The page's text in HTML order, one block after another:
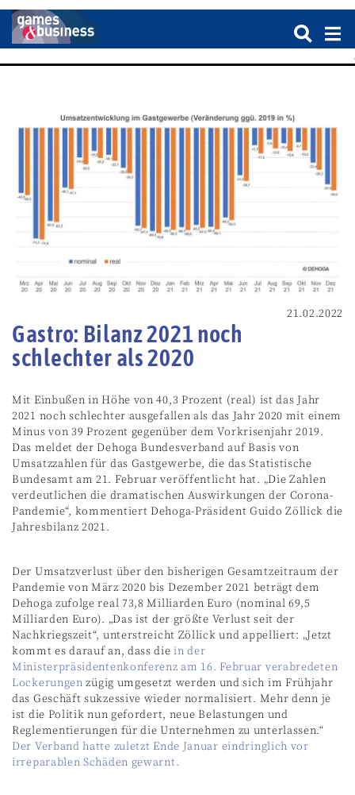
21.02.2022
Gastro: Bilanz 2021 noch
schlechter als 2020
Mit Einbußen in Höhe von 40,3 Prozent (real) ist das Jahr
2021 noch schlechter ausgefallen als das Jahr 2020 mit einem
Minus von 39 Prozent gegenüber dem Vorkrisenjahr 2019.
Das meldet der Dehoga Bundesverband auf Basis von
Umsatzzahlen für das Gastgewerbe, die das Statistische
Bundesamt am 21. Februar veröffentlicht hat. „Die Zahlen
verdeutlichen die dramatischen Auswirkungen der Corona-
Pandemie“, kommentiert Dehoga-Präsident Guido Zöllick die
Jahresbilanz 2021.
Der Umsatzverlust über den bisherigen Gesamtzeitraum der
Pandemie von März 2020 bis Dezember 2021 beträgt dem
Dehoga zufolge real 73,8 Milliarden Euro (nominal 69,5
Milliarden Euro). „Das ist der größte Verlust seit der
Nachkriegszeit“, unterstreicht Zöllick und appelliert: „Jetzt
kommt es darauf an, dass diein der
Ministerpräsidentenkonferenz am 16. Februar verabredeten
Lockerungen zügig umgesetzt werden und sich im Frühjahr
das Geschäft sukzessive wieder normalisiert. Mehr denn je
ist die Politik nun gefordert, neue Belastungen und
Reglementierungen für die Unternehmen zu unterlassen.“
Der Verband hatte zuletzt Ende Januar eindringlich vor
irreparablen Schäden gewarnt.